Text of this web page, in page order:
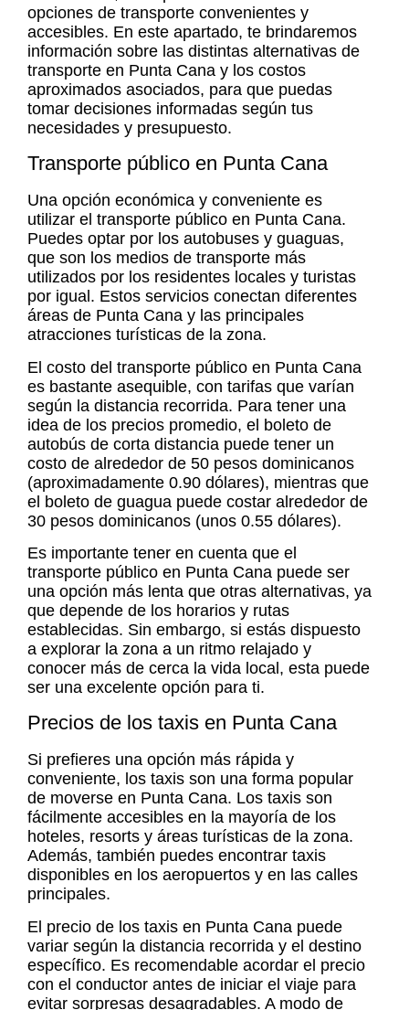
opciones de transporte convenientes y
accesibles. En este apartado, te brindaremos
información sobre las distintas alternativas de
transporte en Punta Cana y los costos
aproximados asociados, para que puedas
tomar decisiones informadas según tus
necesidades y presupuesto.
Transporte público en Punta Cana
Una opción económica y conveniente es
utilizar el transporte público en Punta Cana.
Puedes optar por los autobuses y guaguas,
que son los medios de transporte más
utilizados por los residentes locales y turistas
por igual. Estos servicios conectan diferentes
áreas de Punta Cana y las principales
atracciones turísticas de la zona.
El costo del transporte público en Punta Cana
es bastante asequible, con tarifas que varían
según la distancia recorrida. Para tener una
idea de los precios promedio, el boleto de
autobús de corta distancia puede tener un
costo de alrededor de 50 pesos dominicanos
(aproximadamente 0.90 dólares), mientras que
el boleto de guagua puede costar alrededor de
30 pesos dominicanos (unos 0.55 dólares).
Es importante tener en cuenta que el
transporte público en Punta Cana puede ser
una opción más lenta que otras alternativas, ya
que depende de los horarios y rutas
establecidas. Sin embargo, si estás dispuesto
a explorar la zona a un ritmo relajado y
conocer más de cerca la vida local, esta puede
ser una excelente opción para ti.
Precios de los taxis en Punta Cana
Si prefieres una opción más rápida y
conveniente, los taxis son una forma popular
de moverse en Punta Cana. Los taxis son
fácilmente accesibles en la mayoría de los
hoteles, resorts y áreas turísticas de la zona.
Además, también puedes encontrar taxis
disponibles en los aeropuertos y en las calles
principales.
El precio de los taxis en Punta Cana puede
variar según la distancia recorrida y el destino
específico. Es recomendable acordar el precio
con el conductor antes de iniciar el viaje para
evitar sorpresas desagradables. A modo de